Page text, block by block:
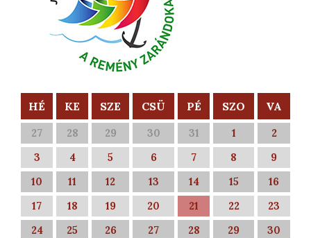
HÉ KE SZE CSÜ PÉ SZO VA
27 28 29 30 31 1
2
3
4 5 6 7 8
9
10
11 12 13 14 15
16
17
18 19 20 21 22
23
24
25 26 27 28 29
30